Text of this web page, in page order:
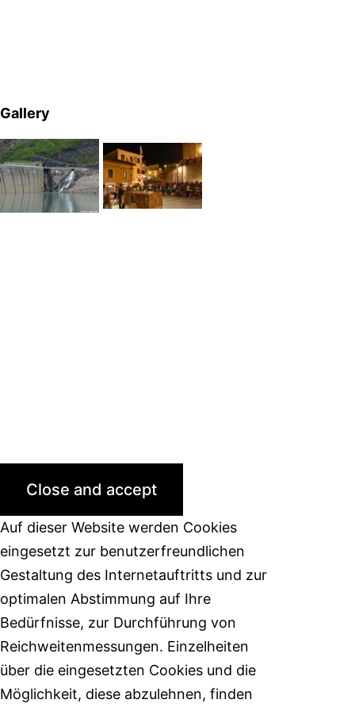
Gallery
Auf dieser Website werden Cookies
eingesetzt zur benutzerfreundlichen
Gestaltung des Internetauftritts und zur
optimalen Abstimmung auf Ihre
Bedürfnisse, zur Durchführung von
Reichweitenmessungen. Einzelheiten
über die eingesetzten Cookies und die
Möglichkeit, diese abzulehnen, finden